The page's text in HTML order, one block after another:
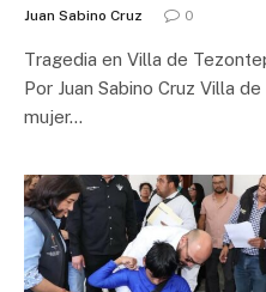
Juan Sabino Cruz 0
Tragedia en Villa de
Por Juan Sabino Cruz Villa
mujer…